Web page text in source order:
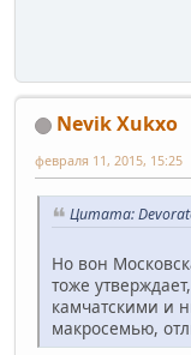
Nevik Xukxo
февраля 11, 2015, 15:25
Цитата:
Но вон
тоже
камчатскими и
макросемью,